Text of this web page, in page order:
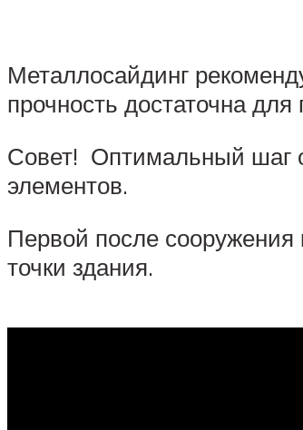
Металлосайдинг
прочность достаточна для
Совет! Оптимальный шаг
элементов.
Первой после сооружения
точки здания.